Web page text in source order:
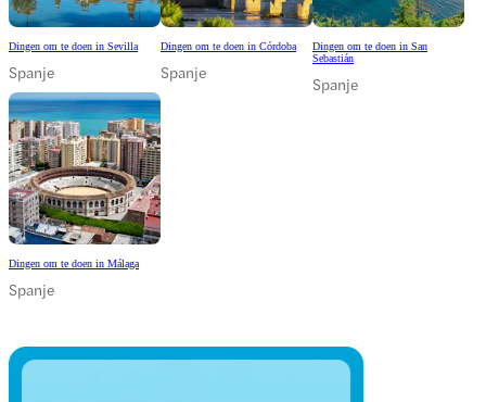
Dingen om te doen in Sevilla
Spanje
Dingen om te doen in Córdoba
Spanje
Dingen om te doen in San
Sebastián
Spanje
Dingen om te doen in Málaga
Spanje